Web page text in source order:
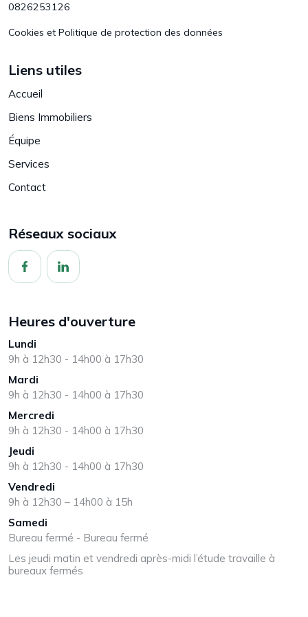
0826253126
Cookies et Politique de protection des données
Liens utiles
Accueil
Biens Immobiliers
Équipe
Services
Contact
Réseaux sociaux
Heures d'ouverture
Lundi
9h à 12h30 - 14h00 à 17h30
Mardi
9h à 12h30 - 14h00 à 17h30
Mercredi
9h à 12h30 - 14h00 à 17h30
Jeudi
9h à 12h30 - 14h00 à 17h30
Vendredi
9h à 12h30 – 14h00 à 15h
Samedi
Bureau fermé - Bureau fermé
Les jeudi matin et vendredi après-midi l’étude travaille à
bureaux fermés